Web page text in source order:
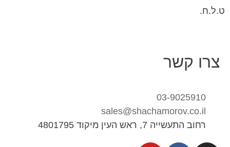
ט.ל.ח.
צרו קשר
03-9025910
sales@shachamorov.co.il
רחוב התעשייה 7, ראש העין מיקוד 4801795